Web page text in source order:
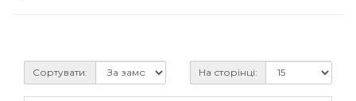
Сортувати: На сторінці: